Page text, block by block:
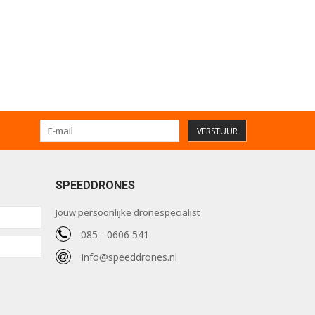
VERSTUUR
SPEEDDRONES
Jouw persoonlijke dronespecialist
085 - 0606 541
Info@speeddrones.nl